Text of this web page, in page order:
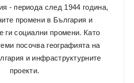
- периода след 1944 година,
промени в България и
ги социални промени. Като
посочва географията на
и инфраструктурните
проекти.